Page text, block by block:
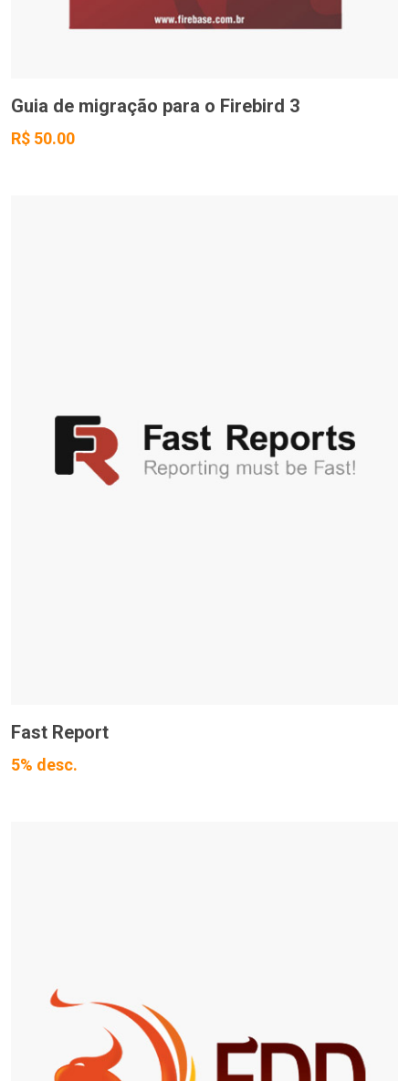
Guia de migração para o Firebird 3
R$ 50.00
Fast Report
5% desc.